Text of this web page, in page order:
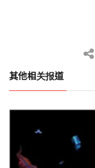
其他相关报道